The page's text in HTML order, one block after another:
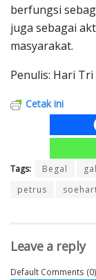
berfungsi
juga sebagai
masyarakat.
Penulis: Hari
Cetak ini
Tags: Begal
petrus
Leave a reply
Default Comments (0)